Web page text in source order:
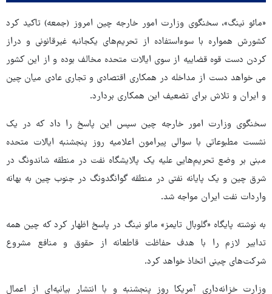
«مائو نینگ»، سخنگوی وزارت امور خارجه چین امروز (جمعه)‌ تاکید کرد
کشورش همواره با سوءاستفاده از تحریم‌های یکجانبه غیرقانونی و دراز
کردن دست قوه قضاییه از سوی ایالات متحده مخالف بوده و از این کشور
می خواهد دست از مداخله در همکاری اقتصادی و تجاری عادی میان چین
و ایران و تلاش برای تضعیف این همکاری بردارد.
سخنگوی وزارت امور خارجه چین سپس این پاسخ را داد که در یک
نشست مطبوعاتی با سوالی پیرامون اعلامیه روز پنجشنبه ایالات متحده
مبنی بر وضع تحریم‌هایی علیه یک پالایشگاه نفت در منطقه شاندونگ در
شرق چین و یک پایانه نفتی در منطقه گوانگدونگ در جنوب چین به بهانه
واردات نفت ایران مواجه شد.
به نوشته پایگاه «گلوبال تایمز» مائو نینگ در پاسخ اظهار کرد که چین همه
تدابیر لازم را با هدف حفاظت قاطعانه از حقوق و منافع مشروع
شرکت‌های چینی اتخاذ خواهد کرد.
وزارت خزانه‌داری آمریکا روز پنجشنبه و با انتشار بیانیه‌ای از اعمال